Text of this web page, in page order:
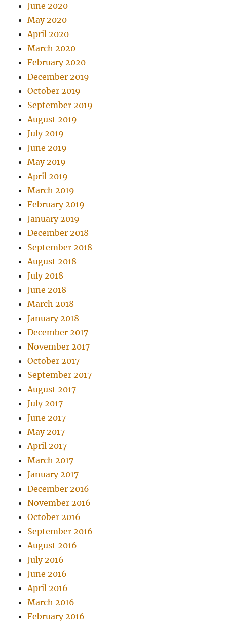
June 2020
May 2020
April 2020
March 2020
February 2020
December 2019
October 2019
September 2019
August 2019
July 2019
June 2019
May 2019
April 2019
March 2019
February 2019
January 2019
December 2018
September 2018
August 2018
July 2018
June 2018
March 2018
January 2018
December 2017
November 2017
October 2017
September 2017
August 2017
July 2017
June 2017
May 2017
April 2017
March 2017
January 2017
December 2016
November 2016
October 2016
September 2016
August 2016
July 2016
June 2016
April 2016
March 2016
February 2016